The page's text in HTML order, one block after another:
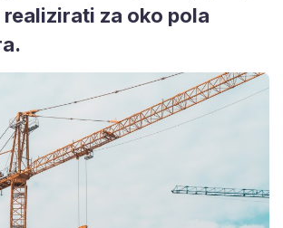
realizirati za oko pola